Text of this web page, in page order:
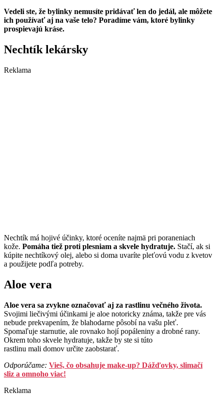
Vedeli ste, že bylinky nemusíte pridávať len do jedál, ale môžete
ich používať aj na vaše telo? Poradíme vám, ktoré bylinky
prospievajú kráse.
Nechtík lekársky
Reklama
Nechtík má hojivé účinky, ktoré oceníte najmä pri poraneniach
kože. Pomáha tiež proti plesniam a skvele hydratuje. Stačí, ak si
kúpite nechtíkový olej, alebo si doma uvaríte pleťovú vodu z kvetov
a použijete podľa potreby.
Aloe vera
Aloe vera sa zvykne označovať aj za rastlinu večného života.
Svojimi liečivými účinkami je aloe notoricky známa, takže pre vás
nebude prekvapením, že blahodarne pôsobí na vašu pleť.
Spomaľuje starnutie, ale rovnako hojí popáleniny a drobné rany.
Okrem toho skvele hydratuje, takže by ste si túto
rastlinu mali domov určite zaobstarať.
Odporúčame: Vieš, čo obsahuje make-up? Dážďovky, slimačí
sliz a omnoho viac!
Reklama